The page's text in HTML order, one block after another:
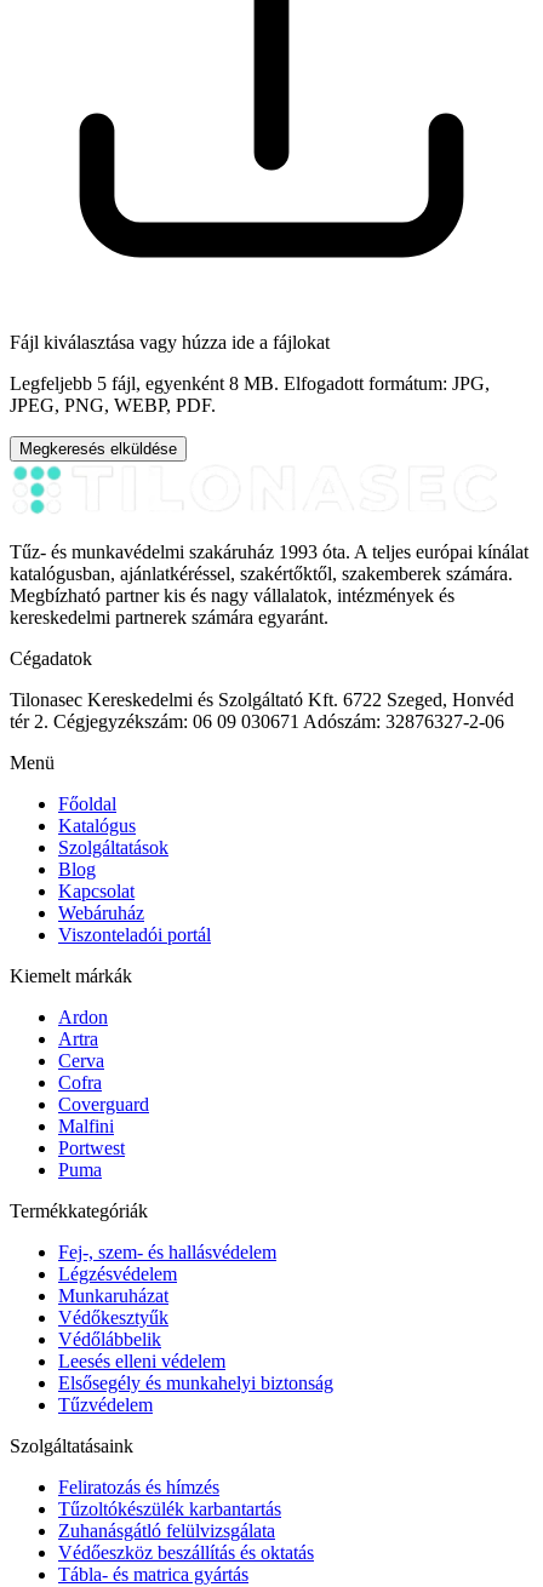
Fájl kiválasztása vagy húzza ide a fájlokat
Legfeljebb 5 fájl, egyenként 8 MB. Elfogadott formátum: JPG,
JPEG, PNG, WEBP, PDF.
Megkeresés elküldése
Tűz- és munkavédelmi szakáruház 1993 óta. A teljes európai kínálat
katalógusban, ajánlatkéréssel, szakértőktől, szakemberek számára.
Megbízható partner kis és nagy vállalatok, intézmények és
kereskedelmi partnerek számára egyaránt.
Cégadatok
Tilonasec Kereskedelmi és Szolgáltató Kft. 6722 Szeged, Honvéd
tér 2. Cégjegyzékszám: 06 09 030671 Adószám: 32876327-2-06
Menü
Főoldal
Katalógus
Szolgáltatások
Blog
Kapcsolat
Webáruház
Viszonteladói portál
Kiemelt márkák
Ardon
Artra
Cerva
Cofra
Coverguard
Malfini
Portwest
Puma
Termékkategóriák
Fej-, szem- és hallásvédelem
Légzésvédelem
Munkaruházat
Védőkesztyűk
Védőlábbelik
Leesés elleni védelem
Elsősegély és munkahelyi biztonság
Tűzvédelem
Szolgáltatásaink
Feliratozás és hímzés
Tűzoltókészülék karbantartás
Zuhanásgátló felülvizsgálata
Védőeszköz beszállítás és oktatás
Tábla- és matrica gyártás